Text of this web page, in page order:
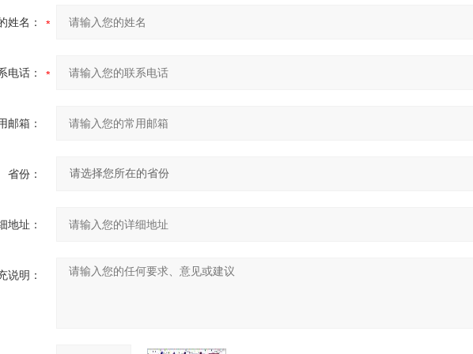
姓名：
电话：
邮箱：
省份：
地址：
说明：